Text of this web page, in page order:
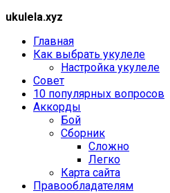
ukulela.xyz
Главная
Как выбрать укулеле
Настройка укулеле
Совет
10 популярных вопросов
Аккорды
Бой
Сборник
Сложно
Легко
Карта сайта
Правообладателям